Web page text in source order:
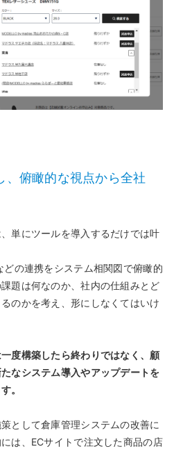
、俯瞰的な視点から全社
単にツールを導入するだけでは叶
どの連携をシステム相関図で俯瞰的
題は何なのか、社内の仕組みとど
のかを考え、形にしなくてはいけ
度構築したら終わりではなく、顧
なシステム導入やアップデートを
。
として倉庫管理システムの改善に
は、ECサイトで注文した商品の店